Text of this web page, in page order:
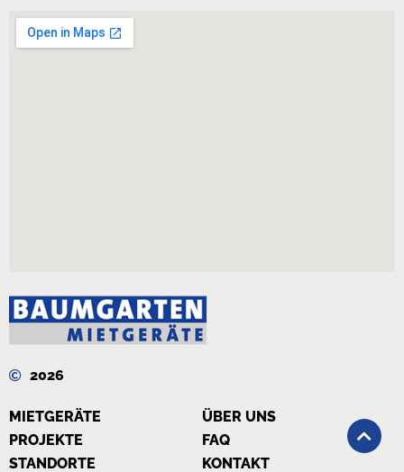
2026
MIETGERÄTE
PROJEKTE
STANDORTE
ÜBER UNS
FAQ
KONTAKT